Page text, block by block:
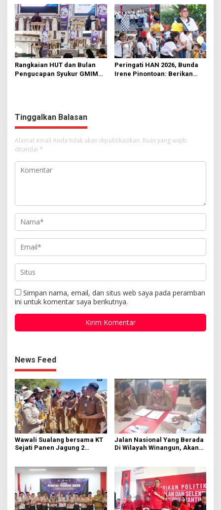
Manado
Rumput
Rangkaian HUT dan Bulan
Pengucapan Syukur GMIM
Peringati HAN 2026, Bunda
Irene Pinontoan: Berikan
Tinggalkan Balasan
Alamat email Anda tidak akan dipublikasikan. Ruas yang wajib
ditandai *
Simpan nama, email, dan situs web saya pada peramban
ini untuk komentar saya berikutnya.
News Feed
Wawali Sualang bersama KT
Sejati Panen Jagung 2
Jalan Nasional Yang Berada
Di Wilayah Winangun, Akan